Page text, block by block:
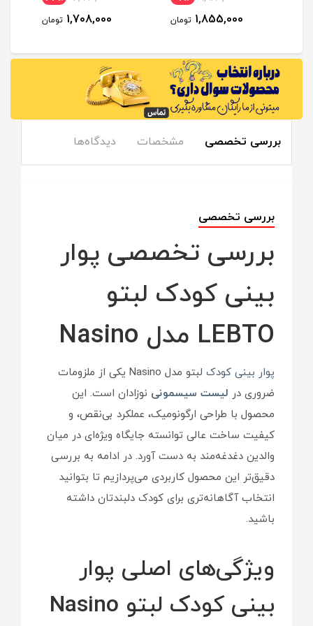
1,855,000 تومان 1,708,000 تومان
بررسی تخصصی مشخصات دیدگاه‌ها
بررسی تخصصی
بررسی تخصصی پوار
بینی کودک لبتو
LEBTO مدل Nasino
پوار بینی کودک
لبتو مدل Nasino یکی از ملزومات
ضروری در لیست سیسمونی نوزادان است. این
محصول با طراحی ارگونومیک، عملکرد بی‌نقص، و
کیفیت ساخت عالی توانسته جایگاه ویژه‌ای در میان
والدین دغدغه‌مند به دست آورد. در ادامه به بررسی
دقیق‌تر این محصول کاربردی می‌پردازیم تا بتوانید
انتخاب آگاهانه‌تری برای کودک دلبندتان داشته
باشید.
ویژگی‌های اصلی پوار
بینی کودک لبتو Nasino